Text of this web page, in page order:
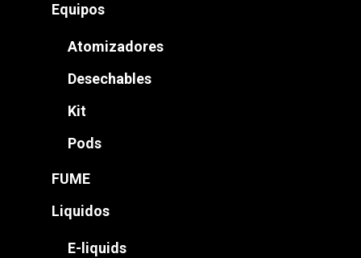
Equipos
Atomizadores
Desechables
Kit
Pods
FUME
Liquidos
E-liquids